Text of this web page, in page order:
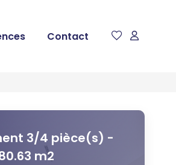
Contact
3/4 pièce(s) -
m2